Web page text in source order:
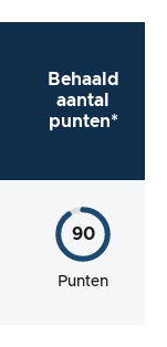
Behaald
aantal
punten*
90
Punten